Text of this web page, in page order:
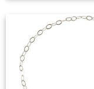
PERIDOT
PYRIT
QUARZ